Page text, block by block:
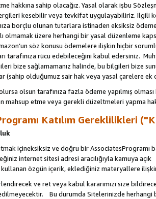
hakkına sahip olacağız. Yasal olarak işbu
kesebilir veya tevkifat uygulayabiliriz. İlgili
borçlu olunan tutarlara istinaden eksiksiz
olmamak üzere herhangi bir yasal düzenleme
söz konusu ödemelere ilişkin hiçbir
tarafınıza rücu edebileceğini kabul edersiniz.
bize sağlamamanız halinde, bu bilgileri bize
(sahip olduğumuz sair hak veya yasal çarelere
olsun tarafınıza fazla ödeme yapılmış
mahsup etme veya gerekli düzeltmeleri yapma
Katılım Gereklilikleri
içineksiksiz ve doğru bir AssociatesProgramı
internet sitesi adresi aracılığıyla kamuya
kullanan özgün içerik, eklediğiniz materyallere
ve ret veya kabul kararımızı size
Bu durumda Sitelerinizde herhangi